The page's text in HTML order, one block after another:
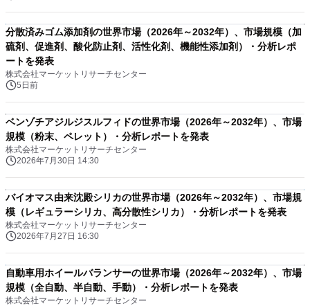
分散済みゴム添加剤の世界市場（2026年～2032年）、市場規模（加
硫剤、促進剤、酸化防止剤、活性化剤、機能性添加剤）・分析レポ
ートを発表
株式会社マーケットリサーチセンター
5日前
ベンゾチアジルジスルフィドの世界市場（2026年～2032年）、市場
規模（粉末、ペレット）・分析レポートを発表
株式会社マーケットリサーチセンター
2026年7月30日 14:30
バイオマス由来沈殿シリカの世界市場（2026年～2032年）、市場規
模（レギュラーシリカ、高分散性シリカ）・分析レポートを発表
株式会社マーケットリサーチセンター
2026年7月27日 16:30
自動車用ホイールバランサーの世界市場（2026年～2032年）、市場
規模（全自動、半自動、手動）・分析レポートを発表
株式会社マーケットリサーチセンター